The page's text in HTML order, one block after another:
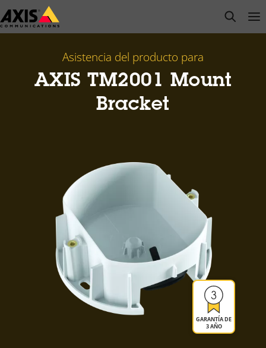
Saltar
al
open
Asistencia del producto para
AXIS TM2001 Mount
Bracket
GARANTÍA DE
3 AÑO